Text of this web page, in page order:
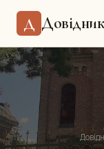
Д Довідник